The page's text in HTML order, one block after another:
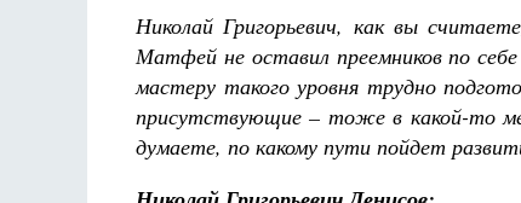
Николай Григорьевич, как вы
Матфей не оставил преемников по
мастеру такого уровня трудно
присутствующие – тоже в какой-то
думаете, по какому пути пойдет